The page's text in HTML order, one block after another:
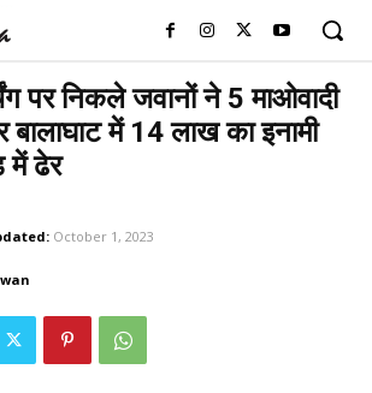
पर निकले जवानों ने 5 माओवादी
बालाघाट में 14 लाख का इनामी
में ढेर
October 1, 2023